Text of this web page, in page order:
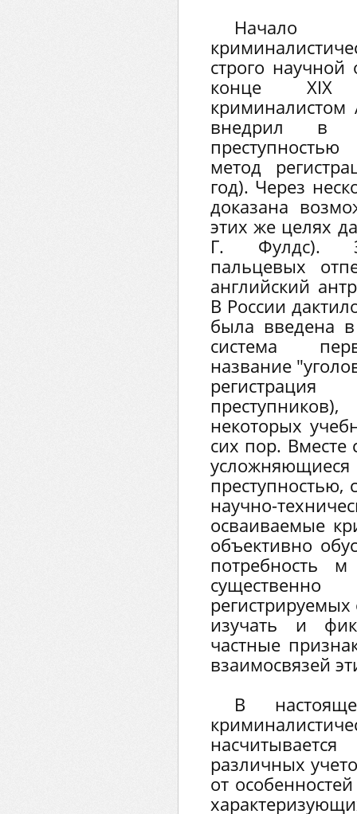
Начало
строго
конце ХIХ
криминалистом
внедрил в
метод
год). Через
доказана
этих же целях
Г. Фулдс).
пальцевых
английский
В России
была введена
система
название
некоторых
сих пор. Вместе
научно-
осваиваемые
объективно
потребность
изучать и
частные
взаимосвязей
В
различных
от